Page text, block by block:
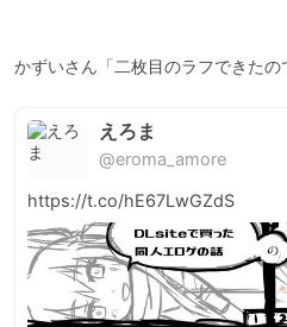
えろま
@eroma_amore
https://t.co/hE67LwGZdS